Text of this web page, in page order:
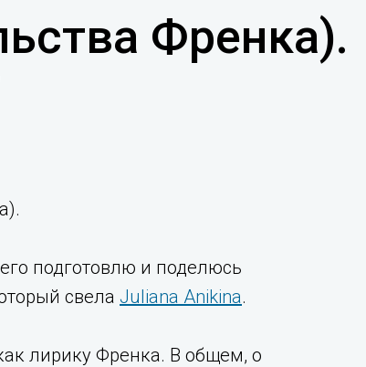
Френка).
подготовлю и поделюсь
свела Juliana Anikina.
лирику Френка. В общем, о